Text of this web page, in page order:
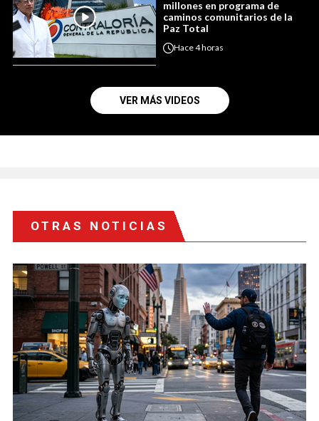
millones en programa de
caminos comunitarios de la
Paz Total
Hace4 horas
VER MÁS VIDEOS
OTRAS NOTICIAS